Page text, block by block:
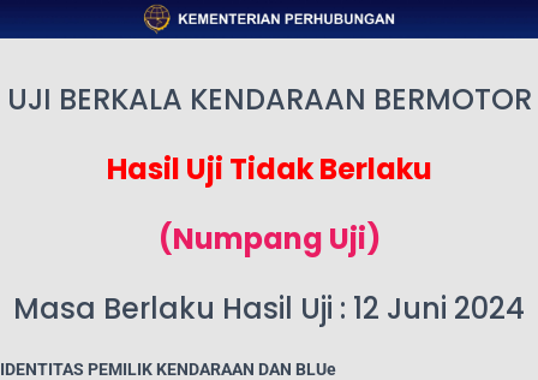
UJI BERKALA KENDARAAN BERMOTOR
Hasil Uji Tidak Berlaku
(Numpang Uji)
Masa Berlaku Hasil Uji : 12 Juni 2024
IDENTITAS PEMILIK KENDARAAN DAN BLUe